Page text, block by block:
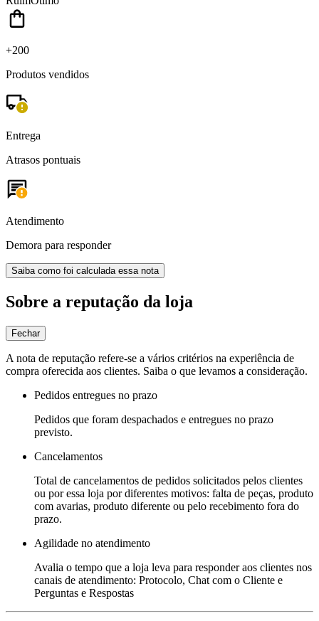
+200
Produtos vendidos
Entrega
Atrasos pontuais
Atendimento
Demora para responder
Saiba como foi calculada essa nota
Sobre a reputação da loja
Fechar
A nota de reputação refere-se a vários critérios na experiência de
compra oferecida aos clientes. Saiba o que levamos a consideração.
Pedidos entregues no prazo
Pedidos que foram despachados e entregues no prazo
previsto.
Cancelamentos
Total de cancelamentos de pedidos solicitados pelos clientes
ou por essa loja por diferentes motivos: falta de peças, produto
com avarias, produto diferente ou pelo recebimento fora do
prazo.
Agilidade no atendimento
Avalia o tempo que a loja leva para responder aos clientes nos
canais de atendimento: Protocolo, Chat com o Cliente e
Perguntas e Respostas